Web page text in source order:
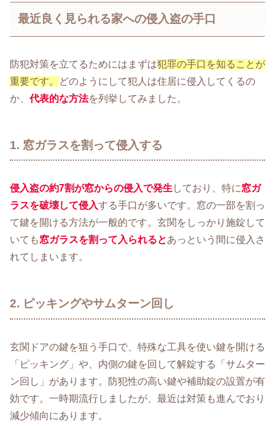
最近良く見られる家への侵入盗の手口
防犯対策を立てるためにはまずは犯罪の手口を知ることが
重要です。
どのようにして犯人は住居に侵入してくるの
か、代表的な方法を列挙してみました。
1. 窓ガラスを割って侵入する
侵入盗の約7割が窓からの侵入で発生しており、特に窓ガ
ラスを破壊して侵入する手口が多いです。窓の一部を割っ
て鍵を開ける方法が一般的です。玄関をしっかり施錠して
いても窓ガラスを割って入られるとあっという間に侵入さ
れてしまいます。
2. ピッキングやサムターン回し
玄関ドアの鍵を狙う手口で、特殊な工具を使い鍵を開ける
「ピッキング」や、内側の鍵を回して解錠する「サムター
ン回し」があります。防犯性の高い鍵や補助錠の設置が有
効です。一時期流行しましたが、最近は対策も進んでおり
減少傾向にあります。